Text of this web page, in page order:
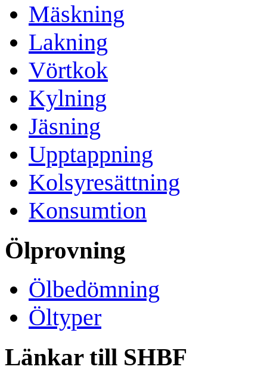
Mäskning
Lakning
Vörtkok
Kylning
Jäsning
Upptappning
Kolsyresättning
Konsumtion
Ölprovning
Ölbedömning
Öltyper
Länkar till SHBF